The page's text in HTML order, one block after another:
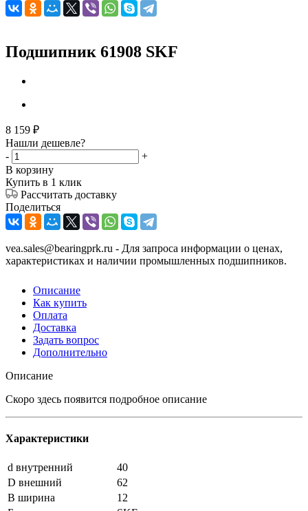
Подшипник 61908 SKF
8 159 ₽
Нашли дешевле?
-
+
В корзину
Купить в 1 клик
Рассчитать доставку
Поделиться
vea.sales@bearingprk.ru - Для запроса информации о ценах,
характеристиках и наличии промышленных подшипников.
Описание
Как купить
Оплата
Доставка
Задать вопрос
Дополнительно
Описание
Скоро здесь появится подробное описание
Характеристики
d внутренний
40
D внешний
62
B ширина
12